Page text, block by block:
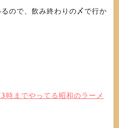
ので、飲み終わりの〆で行か
時までやってる昭和のラーメ